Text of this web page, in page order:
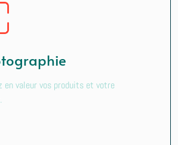
en valeur vos produits et votre